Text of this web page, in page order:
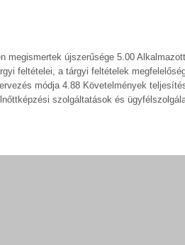
megismertek újszerűsége 5.00
feltételei, a tárgyi feltételek
módja 4.88 Követelmények
szolgáltatások és